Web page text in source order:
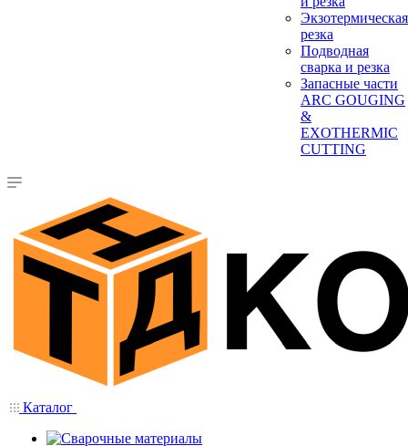
Экзотермическая
резка
Подводная
сварка и резка
Запасные части
ARC GOUGING
&
EXOTHERMIC
CUTTING
Каталог